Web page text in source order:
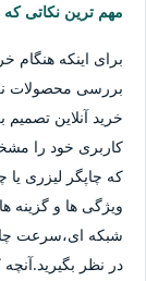
مهم ترین نکاتی که
برای اینکه هنگام
بررسی محصولات
خرید آنلاین تصمیم
کاربری خود را
که چاپگر لیزری
ویژگی ها و گزینه
شبکه ای،سرعت
در نظر